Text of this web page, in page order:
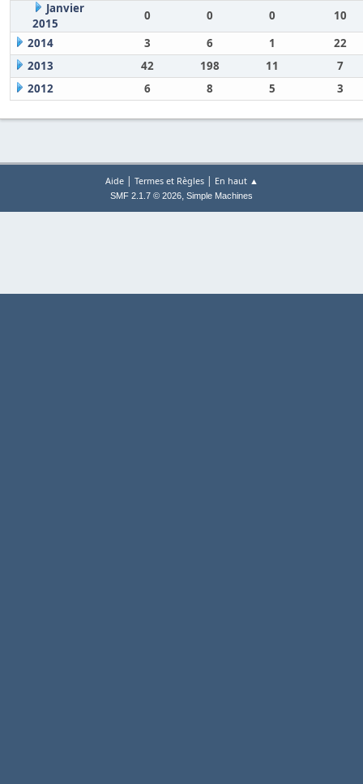
Janvier
2015
0 0 0
10
2014
3 6 1
22
2013
42 198 11
7
2012
6 8 5 3
Aide| Termes et Règles| En haut ▲
SMF 2.1.7 © 2026, Simple Machines